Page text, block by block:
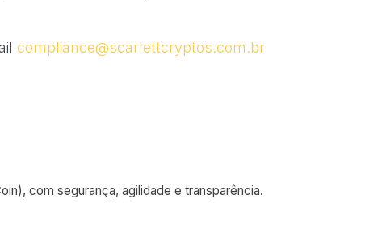
compliance@scarlettcryptos.com.br
com segurança, agilidade e transparência.